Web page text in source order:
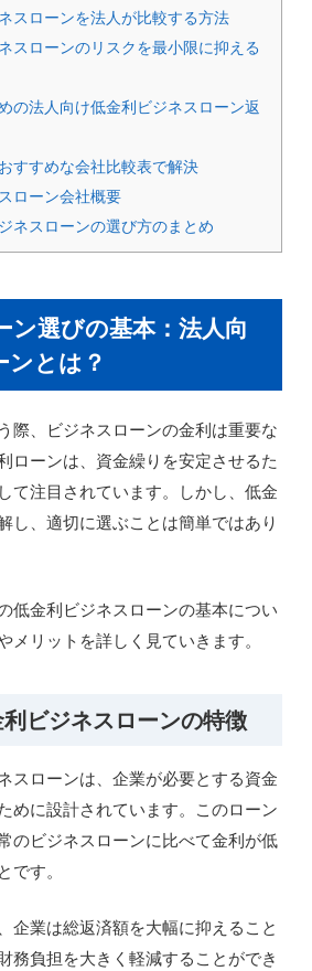
スローンを法人が比較する方法
スローンのリスクを最小限に抑える
の法人向け低金利ビジネスローン返
すすめな会社比較表で解決
ローン会社概要
ネスローンの選び方のまとめ
ン選びの基本：法人向
ンとは？
際、ビジネスローンの金利は重要な
ローンは、資金繰りを安定させるた
て注目されています。しかし、低金
し、適切に選ぶことは簡単ではあり
低金利ビジネスローンの基本につい
メリットを詳しく見ていきます。
ビジネスローンの特徴
スローンは、企業が必要とする資金
めに設計されています。このローン
のビジネスローンに比べて金利が低
です。
企業は総返済額を大幅に抑えること
務負担を大きく軽減することができ